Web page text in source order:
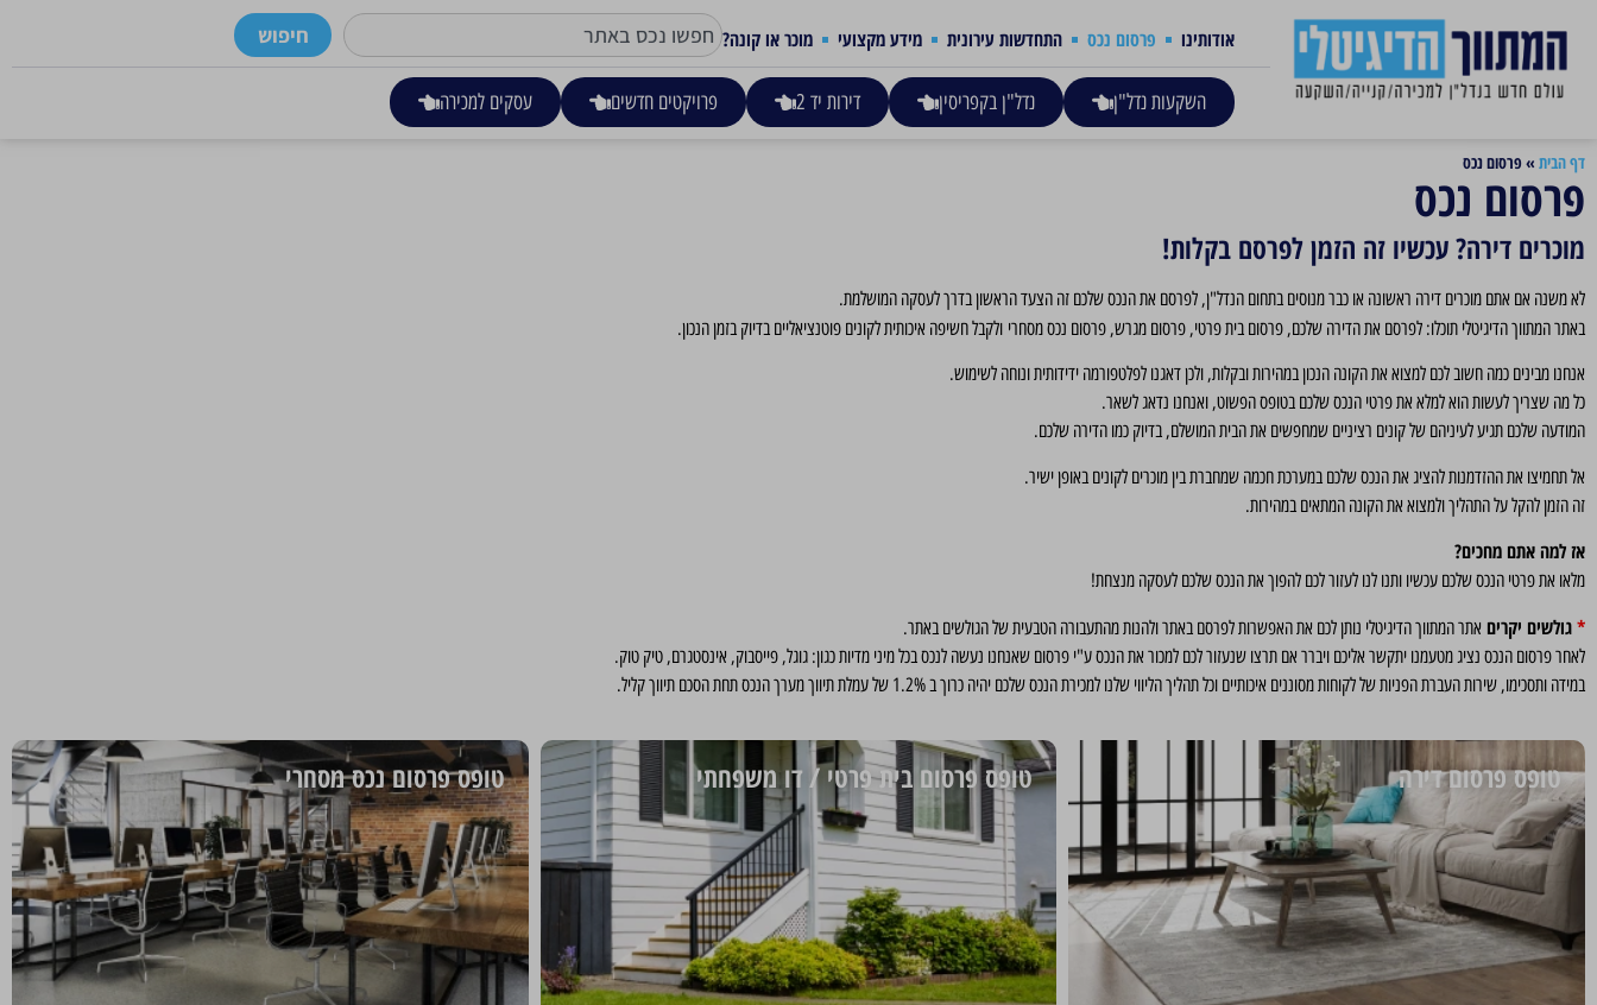
אודותינו פרסום נכס התחדשות עירונית מידע מקצועי מוכר או קונה? חיפוש
השקעות נדל"ן נדל"ן בקפריסין דירות יד 2 פרויקטים חדשים עסקים למכירה
דף הבית »פרסום נכס
פרסום נכס
מוכרים דירה? עכשיו זה הזמן לפרסם בקלות!
לא משנה אם אתם מוכרים דירה ראשונה או כבר מנוסים בתחום הנדל"ן, לפרסם את הנכס שלכם זה הצעד הראשון בדרך לעסקה המושלמת.
באתר המתווך הדיגיטלי תוכלו: לפרסם את הדירה שלכם, פרסום בית פרטי, פרסום מגרש, פרסום נכס מסחרי ולקבל חשיפה איכותית לקונים פוטנציאליים בדיוק בזמן הנכון.
אנחנו מבינים כמה חשוב לכם למצוא את הקונה הנכון במהירות ובקלות, ולכן דאגנו לפלטפורמה ידידותית ונוחה לשימוש.
כל מה שצריך לעשות הוא למלא את פרטי הנכס שלכם בטופס הפשוט, ואנחנו נדאג לשאר.
המודעה שלכם תגיע לעיניהם של קונים רציניים שמחפשים את הבית המושלם, בדיוק כמו הדירה שלכם.
אל תחמיצו את ההזדמנות להציג את הנכס שלכם במערכת חכמה שמחברת בין מוכרים לקונים באופן ישיר.
זה הזמן להקל על התהליך ולמצוא את הקונה המתאים במהירות.
אז למה אתם מחכים?
מלאו את פרטי הנכס שלכם עכשיו ותנו לנו לעזור לכם להפוך את הנכס שלכם לעסקה מנצחת!
*גולשים יקרים אתר המתווך הדיגיטלי נותן לכם את האפשרות לפרסם באתר ולהנות מהתעבורה הטבעית של הגולשים באתר.
לאחר פרסום הנכס נציג מטעמנו יתקשר אליכם ויברר אם תרצו שנעזור לכם למכור את הנכס ע"י פרסום שאנחנו נעשה לנכס בכל מיני מדיות כגון: גוגל, פייסבוק, אינסטגרם, טיק טוק.
במידה ותסכימו, שירות העברת הפניות של לקוחות מסוננים איכותיים וכל תהליך הליווי שלנו למכירת הנכס שלכם יהיה כרוך ב 1.2% של עמלת תיווך מערך הנכס תחת הסכם תיווך קליל
.
טופס פרסום דירה טופס פרסום בית פרטי / דו משפחתי טופס פרסום נכס מסחרי